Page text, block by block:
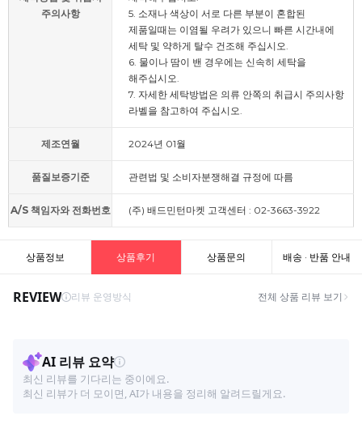
주의사항
5. 소재나 색상이 서로 다른 부분이 혼합된
제품일때는 이염될 우려가 있으니 빠른 시간내에
세탁 및 약하게 탈수 건조해 주십시오.
6. 물이나 땀이 밴 경우에는 신속히 세탁을
해주십시오.
7. 자세한 세탁방법은 의류 안쪽의 취급시 주의사항
라벨을 참고하여 주십시오.
제조연월 2024년 01월
품질보증기준 관련법 및 소비자분쟁해결 규정에 따름
A/S 책임자와 전화번호 (주) 배드민턴마켓 고객센터 : 02-3663-3922
상품정보 상품후기 상품문의 배송 · 반품 안내